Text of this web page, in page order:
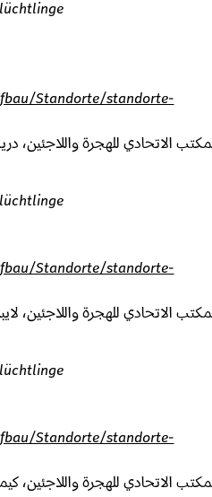
Standorte/standorte-
الاتحادي للهجرة واللاجئين،
Standorte/standorte-
الاتحادي للهجرة واللاجئين،
Standorte/standorte-
الاتحادي للهجرة واللاجئين،